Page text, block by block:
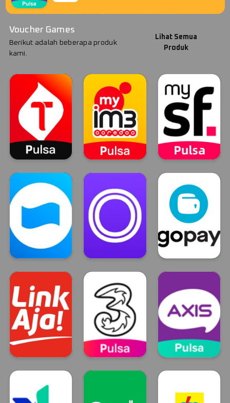
Voucher Games
Berikut adalah beberapa produk
kami.
Lihat Semua
Produk
TELKOMSEL INDOSAT Smartfren
DANA OVO GO PAY
LinkAja TRI Axis